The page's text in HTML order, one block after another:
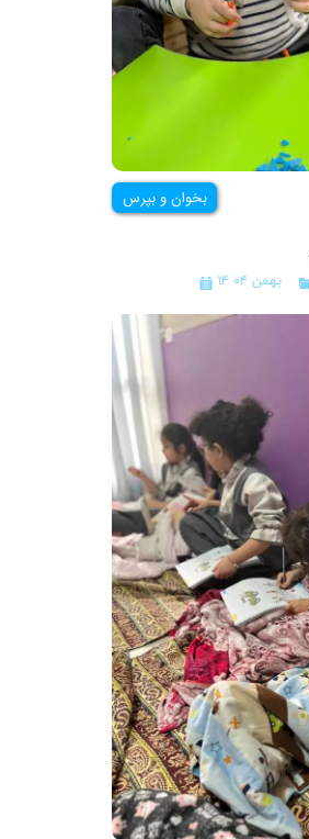
بخوان و بپرس
۱۴ بهمن ۰۴